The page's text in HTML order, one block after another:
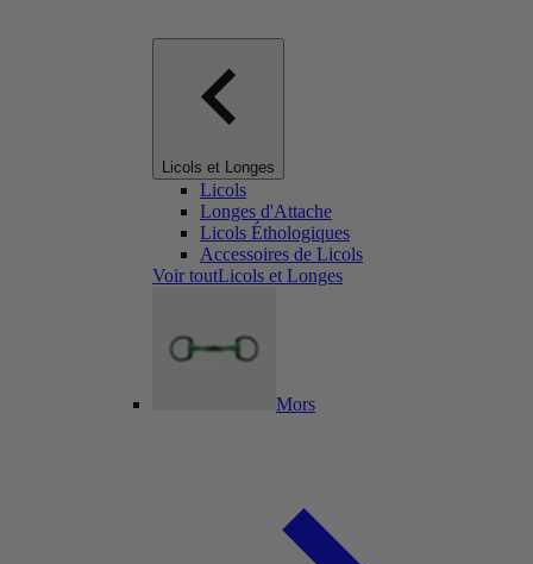
Licols et Longes
Licols
Longes d'Attache
Licols Éthologiques
Accessoires de Licols
Voir toutLicols et Longes
Mors